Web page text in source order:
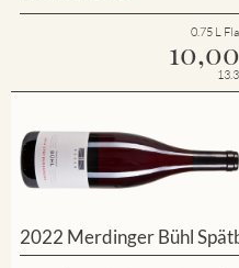
0.75 L
10,00
2022 Merdinger Bühl